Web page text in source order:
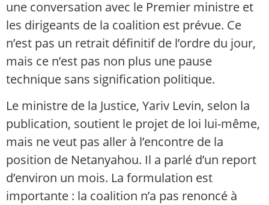
une conversation avec le Premier ministre et
les dirigeants de la coalition est prévue. Ce
n’est pas un retrait définitif de l’ordre du jour,
mais ce n’est pas non plus une pause
technique sans signification politique.
Le ministre de la Justice, Yariv Levin, selon la
publication, soutient le projet de loi lui-même,
mais ne veut pas aller à l’encontre de la
position de Netanyahou. Il a parlé d’un report
d’environ un mois. La formulation est
importante : la coalition n’a pas renoncé à